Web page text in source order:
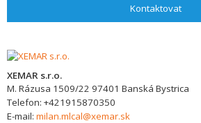
Kontaktovat
XEMAR s.r.o.
M. Rázusa 1509/22 97401 Banská Bystrica
Telefon: +421915870350
E-mail: milan.mlcal@xemar.sk